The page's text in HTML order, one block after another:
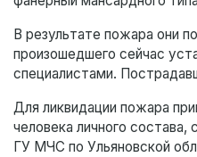
В результате пожара они
произошедшего сейчас
специалистами.
Для ликвидации пожара
человека личного
ГУ МЧС по Ульяновской